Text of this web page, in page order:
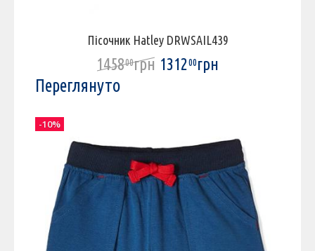
Пісочник Hatley DRWSAIL439
145800грн 131200грн
Переглянуто
-10%